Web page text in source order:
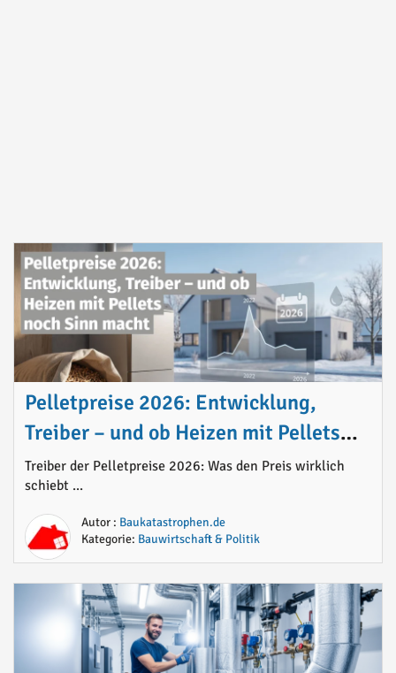
Pelletpreise 2026: Entwicklung,
Treiber – und ob Heizen mit Pellets
noch Sinn macht
Treiber der Pelletpreise 2026: Was den Preis wirklich
schiebt ...
Autor : Baukatastrophen.de
Kategorie: Bauwirtschaft & Politik